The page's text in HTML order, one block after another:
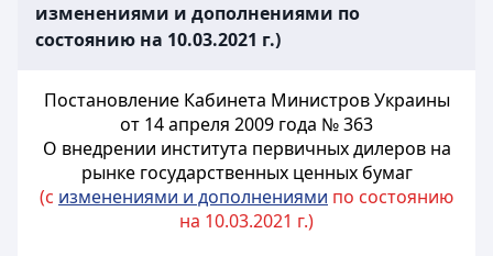
изменениями и дополнениями по
состоянию на 10.03.2021 г.)
Постановление Кабинета Министров Украины
от 14 апреля 2009 года № 363
О внедрении института первичных дилеров на
рынке государственных ценных бумаг
(с изменениями и дополнениями по состоянию
на 10.03.2021 г.)